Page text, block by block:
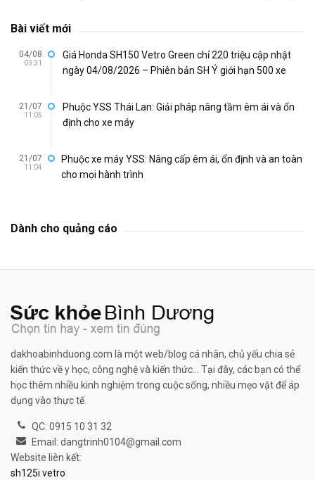
Bài viết mới
04/08
03:31
Giá Honda SH150 Vetro Green chỉ 220 triệu cập nhật
ngày 04/08/2026 – Phiên bản SH Ý giới hạn 500 xe
21/07
11:05
Phuộc YSS Thái Lan: Giải pháp nâng tầm êm ái và ổn
định cho xe máy
21/07
11:04
Phuộc xe máy YSS: Nâng cấp êm ái, ổn định và an toàn
cho mọi hành trình
Dành cho quảng cáo
dakhoabinhduong.com là một web/blog cá nhân, chủ yếu chia sẻ
kiến thức về y học, công nghệ và kiến thức... Tại đây, các bạn có thể
học thêm nhiều kinh nghiệm trong cuộc sống, nhiều mẹo vặt để áp
dụng vào thực tế.
QC: 0915 10 31 32
Email: dangtrinh0104@gmail.com
Website liên kết:
sh125i vetro